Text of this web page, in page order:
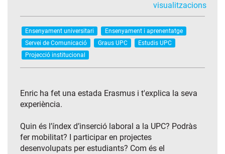
visualitzacions
Ensenyament universitari
Ensenyament i aprenentatge
Servei de Comunicació
Graus UPC
Estudis UPC
Projecció institucional
Enric ha fet una estada Erasmus i t'explica la seva
experiència.
Quin és l’índex d’inserció laboral a la UPC? Podràs
fer mobilitat? I participar en projectes
desenvolupats per estudiants? Com és el